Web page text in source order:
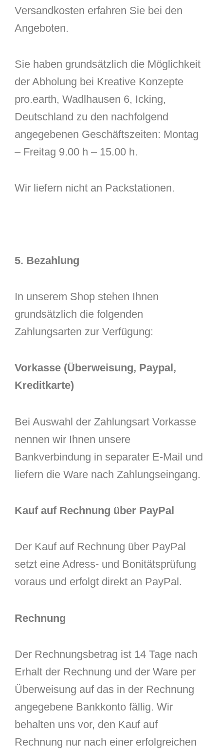
Versandkosten erfahren Sie bei den
Angeboten.
Sie haben grundsätzlich die Möglichkeit
der Abholung bei Kreative Konzepte
pro.earth, Wadlhausen 6, Icking,
Deutschland zu den nachfolgend
angegebenen Geschäftszeiten: Montag
– Freitag 9.00 h – 15.00 h.
Wir liefern nicht an Packstationen.
5. Bezahlung
In unserem Shop stehen Ihnen
grundsätzlich die folgenden
Zahlungsarten zur Verfügung:
Vorkasse (Überweisung, Paypal,
Kreditkarte)
Bei Auswahl der Zahlungsart Vorkasse
nennen wir Ihnen unsere
Bankverbindung in separater E-Mail und
liefern die Ware nach Zahlungseingang.
Kauf auf Rechnung über PayPal
Der Kauf auf Rechnung über PayPal
setzt eine Adress- und Bonitätsprüfung
voraus und erfolgt direkt an PayPal.
Rechnung
Der Rechnungsbetrag ist 14 Tage nach
Erhalt der Rechnung und der Ware per
Überweisung auf das in der Rechnung
angegebene Bankkonto fällig. Wir
behalten uns vor, den Kauf auf
Rechnung nur nach einer erfolgreichen